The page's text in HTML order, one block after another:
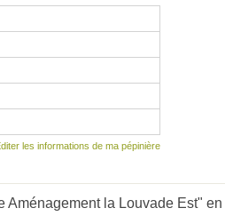
les informations de ma pépinière
la Louvade Est"